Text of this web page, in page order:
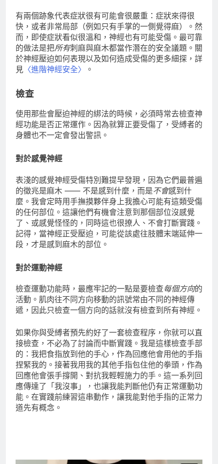
有兩個跡象代表症狀很有可能會很嚴重：症狀來得很
快，或者非常局部（例如只有手掌的一側覺得麻）。然
而，即使症狀看似很溫和，神經也有可能受傷。最可靠
的做法是把所有刺麻與麻木都當作潛在的安全議題。關
於神經壓迫如何表現以及如何造成受傷的更多細探，詳
見 〈進階神經安全〉 。
檢查
使用那些會壓迫神經的綁法的時候，必須時常去檢查神
經功能是否正常運作。因為就算正要受傷了，受縛者的
身體也不一定會發出警訊。
對於感覺神經
表淺的感覺神經受傷特別難提早發現，因為它們最普遍
的徵兆是麻木 —— 不是感到什麼，而是不會感到什
麼。我會定時用手撫摸夥伴身上我擔心可能有這類受傷
的任何部位。這讓他們有機會注意到那個部位沒感覺
了、或感覺怪怪的，同時這也很撩人、不會打斷實踐。
記得，當神經正受壓迫，可能從該處往肢體末端延伸一
段，才是感到麻木的部位。
對於運動神經
檢查運動功能時，最應牢記的一點是要檢查每個方向的
活動。肌肉往不同方向移動的訊號常由不同的神經傳
遞，因此只檢查一個方向的話就沒有檢查到所有神經。
如果你與受縛者預先約好了一套檢查程序，你就可以直
接檢查，不必為了討論而中斷實踐。我是這樣檢查手部
的：我把食指放到他的手心，作為回應他會用他的手指
捏緊我的。接著我用我的其他手指包住他的拳頭，作為
回應他會張手撐開、對抗我輕輕施力的手。這一系列回
應傳達了「我沒事」，也讓我能判斷他仍有正常運動功
能。在實踐前練習這串動作，讓我能對他手指的正常力
道先有概念。